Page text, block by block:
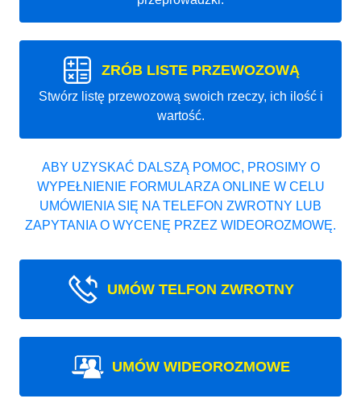
ZRÓB LISTE PRZEWOZOWĄ
Stwórz listę przewozową swoich rzeczy, ich ilość i
wartość.
ABY UZYSKAĆ DALSZĄ POMOC, PROSIMY O
WYPEŁNIENIE FORMULARZA ONLINE W CELU
UMÓWIENIA SIĘ NA TELEFON ZWROTNY LUB
ZAPYTANIA O WYCENĘ PRZEZ WIDEOROZMOWĘ.
UMÓW TELFON ZWROTNY
UMÓW WIDEOROZMOWE